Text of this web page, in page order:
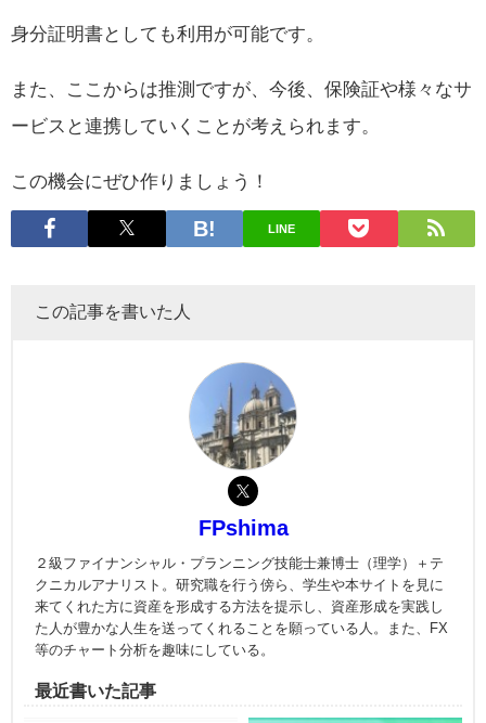
身分証明書としても利用が可能です。
また、ここからは推測ですが、今後、保険証や様々なサ
ービスと連携していくことが考えられます。
この機会にぜひ作りましょう！
LINE
この記事を書いた人
FPshima
２級ファイナンシャル・プランニング技能士兼博士（理学）＋テ
クニカルアナリスト。研究職を行う傍ら、学生や本サイトを見に
来てくれた方に資産を形成する方法を提示し、資産形成を実践し
た人が豊かな人生を送ってくれることを願っている人。また、FX
等のチャート分析を趣味にしている。
最近書いた記事